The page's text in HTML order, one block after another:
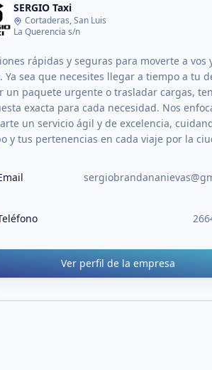
SERGIO Taxi
Cortaderas, San Luis
La Querencia s/n
rápidas y seguras para moverte a vos
Ya sea que necesites llegar a tiempo a tu
un paquete urgente o trasladar cargas,
exacta para cada necesidad. Nos
un servicio ágil y de excelencia,
y tus pertenencias en cada viaje por la
Ver perfil de la empresa